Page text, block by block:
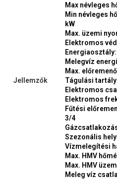
Jellemzők
Max névleges
Min névleges
kW
Max. üzemi
Elektromos
Energiaosztály:
Melegvíz
Max.
Tágulási
Elektromos
Elektromos
Fűtési
3/4
Szezonális
Vízmelegítési
Max. HMV
Max. HMV
Meleg víz